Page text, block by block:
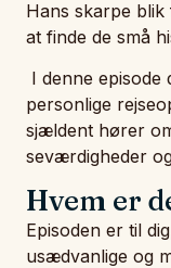
Hans skarpe
at finde de små
I denne episode
personlige
sjældent hører
seværdigheder
Hvem er
Episoden er til
usædvanlige og